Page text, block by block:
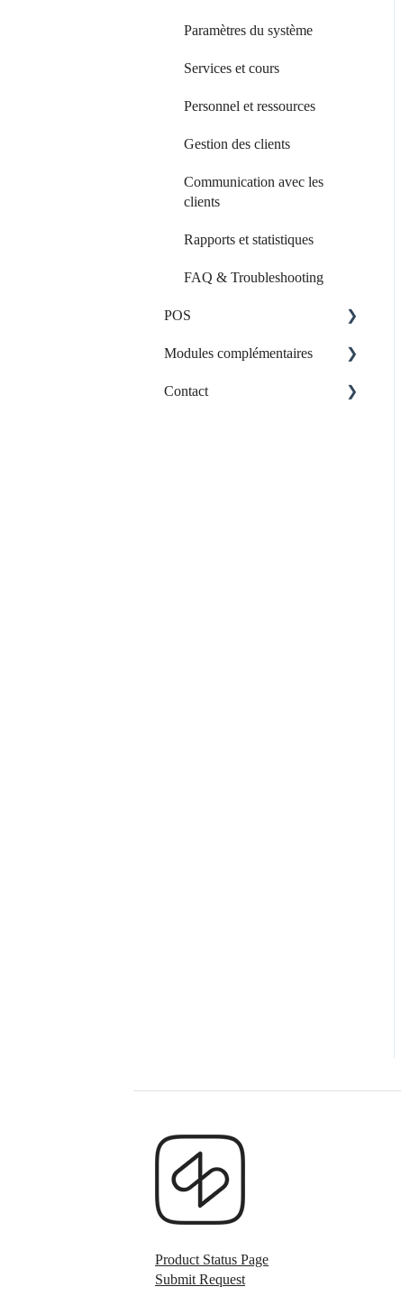
Paramètres du système
Services et cours
Personnel et ressources
Gestion des clients
Communication avec les
clients
Rapports et statistiques
FAQ & Troubleshooting
POS
Le matériel
Modules complémentaires
Application web
Contact
Product Status Page
Submit Request